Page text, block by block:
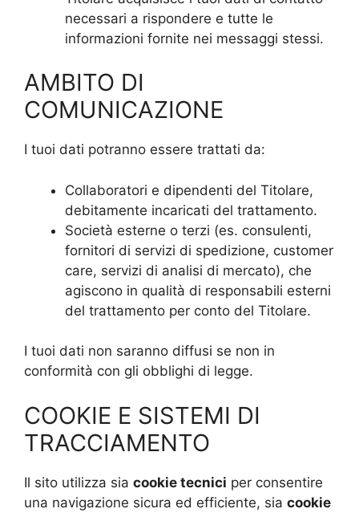
necessari a rispondere e tutte le
informazioni fornite nei messaggi stessi.
AMBITO DI
COMUNICAZIONE
I tuoi dati potranno essere trattati da:
Collaboratori e dipendenti del Titolare,
debitamente incaricati del trattamento.
Società esterne o terzi (es. consulenti,
fornitori di servizi di spedizione, customer
care, servizi di analisi di mercato), che
agiscono in qualità di responsabili esterni
del trattamento per conto del Titolare.
I tuoi dati non saranno diffusi se non in
conformità con gli obblighi di legge.
COOKIE E SISTEMI DI
TRACCIAMENTO
Il sito utilizza sia cookie tecnici per consentire
una navigazione sicura ed efficiente, sia cookie